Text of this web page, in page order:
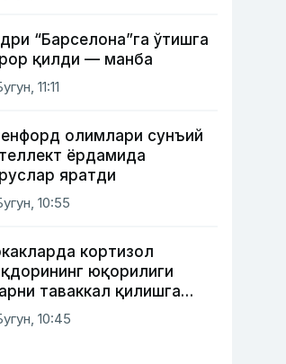
“Барселона”га ўтишга
қилди — манба
11:11
олимлари сунъий
ёрдамида
яратди
10:55
кортизол
юқорилиги
таваккал қилишга
10:45